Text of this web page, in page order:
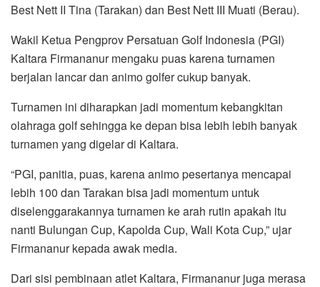
Best Nett II Tina (Tarakan) dan Best Nett III Muati (Berau).
Wakil Ketua Pengprov Persatuan Golf Indonesia (PGI)
Kaltara Firmananur mengaku puas karena turnamen
berjalan lancar dan animo golfer cukup banyak.
Turnamen ini diharapkan jadi momentum kebangkitan
olahraga golf sehingga ke depan bisa lebih lebih banyak
turnamen yang digelar di Kaltara.
“PGI, panitia, puas, karena animo pesertanya mencapai
lebih 100 dan Tarakan bisa jadi momentum untuk
diselenggarakannya turnamen ke arah rutin apakah itu
nanti Bulungan Cup, Kapolda Cup, Wali Kota Cup,” ujar
Firmananur kepada awak media.
Dari sisi pembinaan atlet Kaltara, Firmananur juga merasa